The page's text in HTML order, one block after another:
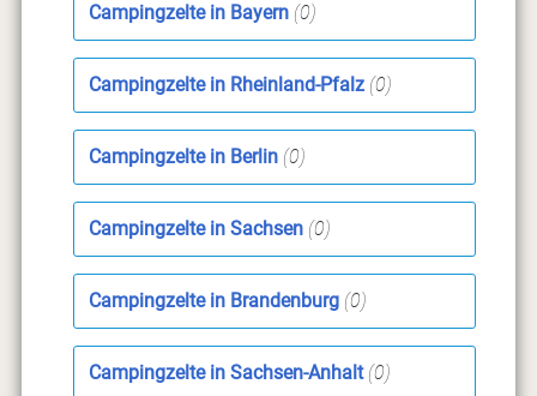
Campingzelte in Bayern (0)
Campingzelte in Rheinland-Pfalz (0)
Campingzelte in Berlin (0)
Campingzelte in Sachsen (0)
Campingzelte in Brandenburg (0)
Campingzelte in Sachsen-Anhalt (0)